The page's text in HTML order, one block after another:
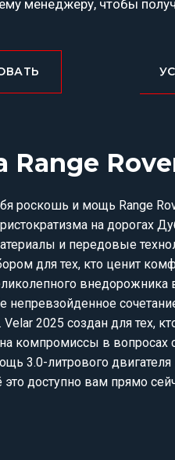
роскошь и мощь Range
на дорогах
и передовые
для тех, кто ценит
непревзойденное
Velar 2025 создан для тех,
компромиссы в вопросах
3.0-литрового
это доступно вам прямо
Range
менеджеру, чтобы